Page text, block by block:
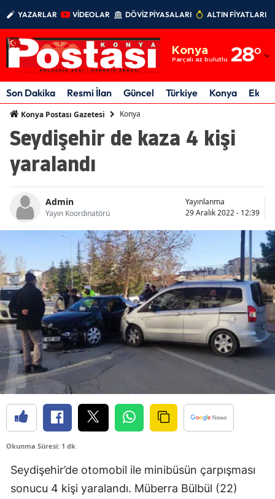
YAZARLAR VİDEOLAR DÖVİZ PİYASALARI ALTIN FİYATLARI
Konya
Parçalı az bulutlu 28°
Adıyaman
Afyonkarahisar
Amasya
Antalya
Artvin
Aydın
Balıkesir
Bilecik
Bingöl
Bitlis
Bolu
Bursa
Çankırı
Çorum
Son Dakika Resmi İlan Güncel Türkiye Konya
Konya Postası Gazetesi Konya
Seydişehir de kaza 4 kişi
yaralandı
Admin
Yayın Koordinatörü
Yayınlanma
29 Aralık 2022 - 12:39
Okunma Süresi: 1 dk
Seydişehir’de otomobil ile minibüsün çarpışması
sonucu 4 kişi yaralandı. Müberra Bülbül (22)